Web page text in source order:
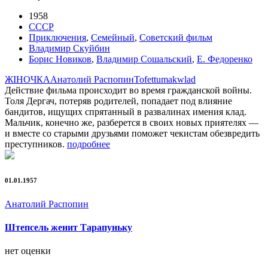
1958
СССР
Приключения, Семейный, Советский фильм
Владимир Скуйбин
Борис Новиков, Владимир Сошальский, Е. Федоренко
ЖIНОЧКААнатолий РаспопинTofettumakwlad
Действие фильма происходит во время гражданской войны.
Толя Дергач, потеряв родителей, попадает под влияние
бандитов, ищущих спрятанный в развалинах имения клад.
Мальчик, конечно же, разберется в своих новых приятелях —
и вместе со старыми друзьями поможет чекистам обезвредить
преступников. подробнее
01.01.1957
Анатолий Распопин
Штепсель женит Тарапуньку
нет оценки